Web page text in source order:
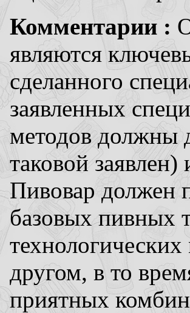
Комментарии :
являются
сделанного
заявленных
методов должны
таковой
Пивовар должен
базовых пивных
другом, в то
приятных